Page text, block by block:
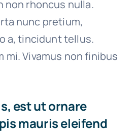
non rhoncus nulla.
nunc pretium,
a, tincidunt tellus.
mi. Vivamus non finibus
est ut ornare
mauris eleifend